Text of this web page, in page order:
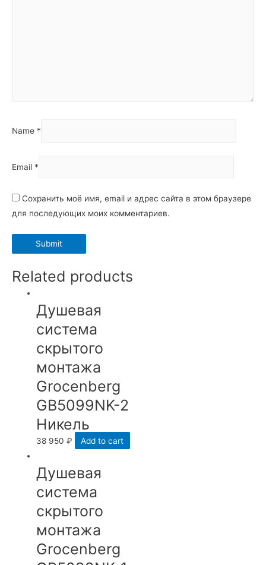
Name *
Email *
Сохранить моё имя, email и адрес сайта в этом браузере
для последующих моих комментариев.
Related products
Душевая
система
скрытого
монтажа
Grocenberg
GB5099NK-2
Никель
38 950₽ Add to cart
Душевая
система
скрытого
монтажа
Grocenberg